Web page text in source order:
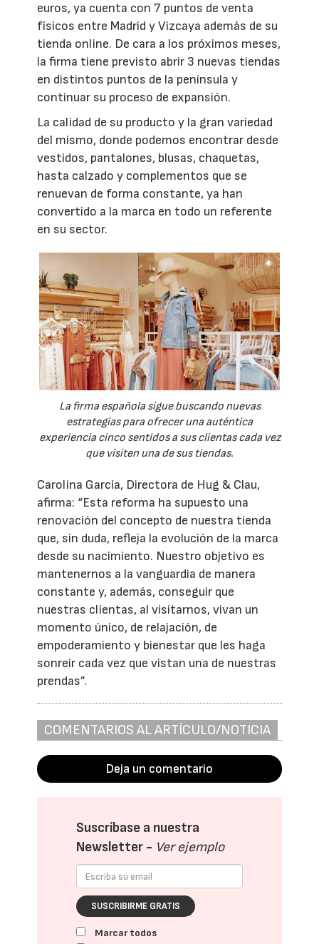
euros, ya cuenta con 7 puntos de venta
físicos entre Madrid y Vizcaya además de su
tienda online. De cara a los próximos meses,
la firma tiene previsto abrir 3 nuevas tiendas
en distintos puntos de la península y
continuar su proceso de expansión.
La calidad de su producto y la gran variedad
del mismo, donde podemos encontrar desde
vestidos, pantalones, blusas, chaquetas,
hasta calzado y complementos que se
renuevan de forma constante, ya han
convertido a la marca en todo un referente
en su sector.
La firma española sigue buscando nuevas
estrategias para ofrecer una auténtica
experiencia cinco sentidos a sus clientas cada vez
que visiten una de sus tiendas.
Carolina García, Directora de Hug & Clau,
afirma: “Esta reforma ha supuesto una
renovación del concepto de nuestra tienda
que, sin duda, refleja la evolución de la marca
desde su nacimiento. Nuestro objetivo es
mantenernos a la vanguardia de manera
constante y, además, conseguir que
nuestras clientas, al visitarnos, vivan un
momento único, de relajación, de
empoderamiento y bienestar que les haga
sonreír cada vez que vistan una de nuestras
prendas”.
COMENTARIOS AL ARTÍCULO/NOTICIA
Deja un comentario
Suscríbase a nuestra
Newsletter - Ver ejemplo
SUSCRIBIRME GRATIS
Marcar todos